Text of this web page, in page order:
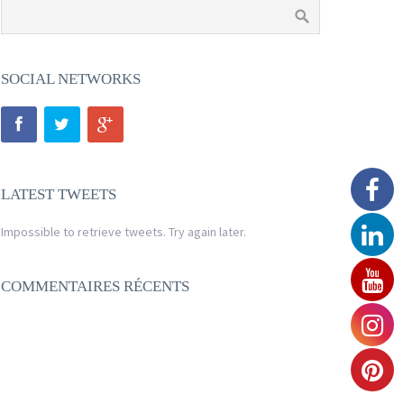
SOCIAL NETWORKS
LATEST TWEETS
Impossible to retrieve tweets. Try again later.
COMMENTAIRES RÉCENTS